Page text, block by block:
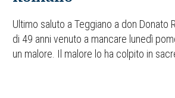
Ultimo saluto a Teggiano a don Donato
di 49 anni venuto a mancare lunedì
un malore. Il malore lo ha colpito in